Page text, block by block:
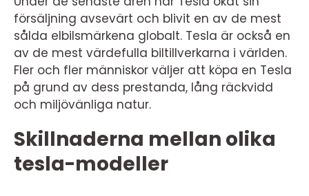
försäljning avsevärt och blivit en av de mest
sålda elbilsmärkena globalt. Tesla är också en
av de mest värdefulla biltillverkarna i världen.
Fler och fler människor väljer att köpa en Tesla
på grund av dess prestanda, lång räckvidd
och miljövänliga natur.
Skillnaderna mellan olika
tesla-modeller